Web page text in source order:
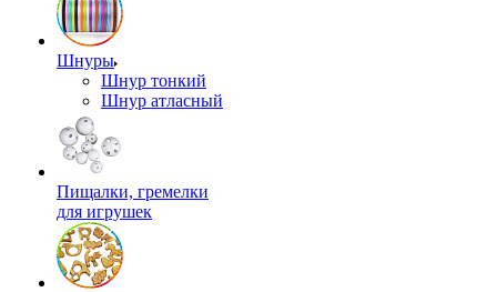
Шнуры
Шнур тонкий
Шнур атласный
Пищалки, гремелки
для игрушек